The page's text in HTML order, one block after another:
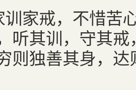
家戒，不惜苦
听其训，守其
则独善其身，